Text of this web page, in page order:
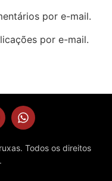
por e-mail.
por e-mail.
Todos os direitos